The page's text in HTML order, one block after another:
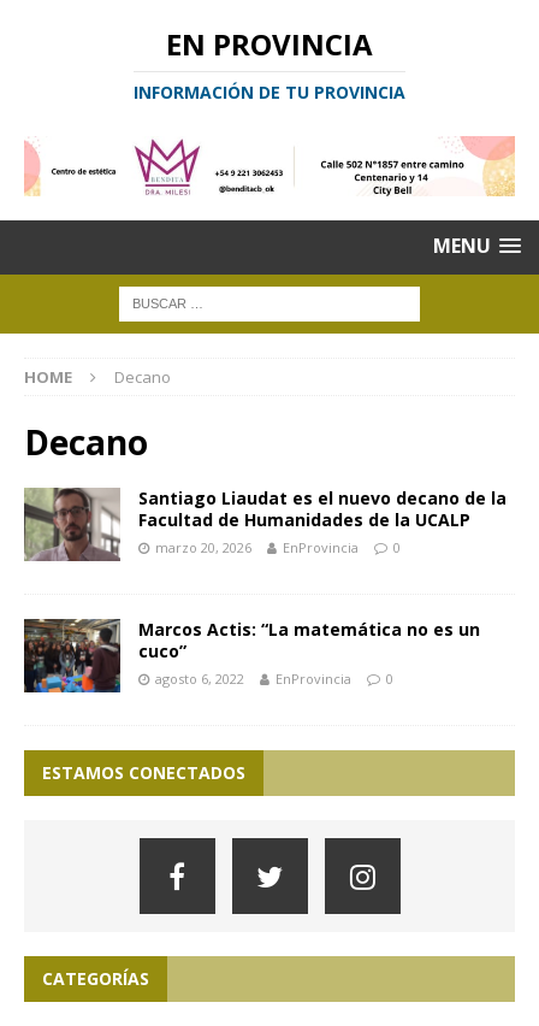
EN PROVINCIA
INFORMACIÓN DE TU PROVINCIA
MENU
HOME Decano
Decano
Santiago Liaudat es el nuevo decano de la
Facultad de Humanidades de la UCALP
marzo 20, 2026 EnProvincia 0
Marcos Actis: “La matemática no es un
cuco”
agosto 6, 2022 EnProvincia 0
ESTAMOS CONECTADOS
CATEGORÍAS